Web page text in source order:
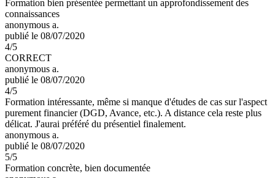
Formation bien présentée permettant un approfondissement des
connaissances
anonymous a.
publié le 08/07/2020
4/5
CORRECT
anonymous a.
publié le 08/07/2020
4/5
Formation intéressante, même si manque d'études de cas sur l'aspect
purement financier (DGD, Avance, etc.). A distance cela reste plus
délicat. J'aurai préféré du présentiel finalement.
anonymous a.
publié le 08/07/2020
5/5
Formation concrète, bien documentée